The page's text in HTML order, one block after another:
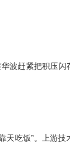
波赶紧把积压闪
天吃饭”。上游技